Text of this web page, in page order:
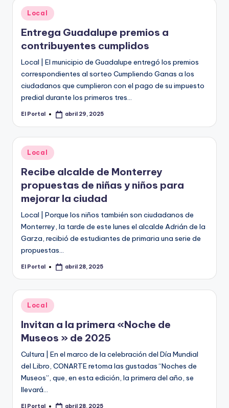
Publicado
en
Local
Entrega Guadalupe premios a
contribuyentes cumplidos
Local | El municipio de Guadalupe entregó los premios
correspondientes al sorteo Cumpliendo Ganas a los
ciudadanos que cumplieron con el pago de su impuesto
predial durante los primeros tres…
Publicado
El Portal abril 29, 2025
Publicado
en
Local
Recibe alcalde de Monterrey
propuestas de niñas y niños para
mejorar la ciudad
Local | Porque los niños también son ciudadanos de
Monterrey, la tarde de este lunes el alcalde Adrián de la
Garza, recibió de estudiantes de primaria una serie de
propuestas…
Publicado
El Portal abril 28, 2025
Publicado
en
Local
Invitan a la primera «Noche de
Museos » de 2025
Cultura | En el marco de la celebración del Día Mundial
del Libro, CONARTE retoma las gustadas “Noches de
Museos”, que, en esta edición, la primera del año, se
llevará…
El Portal abril 28, 2025